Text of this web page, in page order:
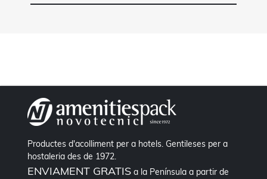
Productes d'acolliment per a hotels. Gentileses per a
hostaleria des de 1972.
ENVIAMENT GRATISa la Península a partir de